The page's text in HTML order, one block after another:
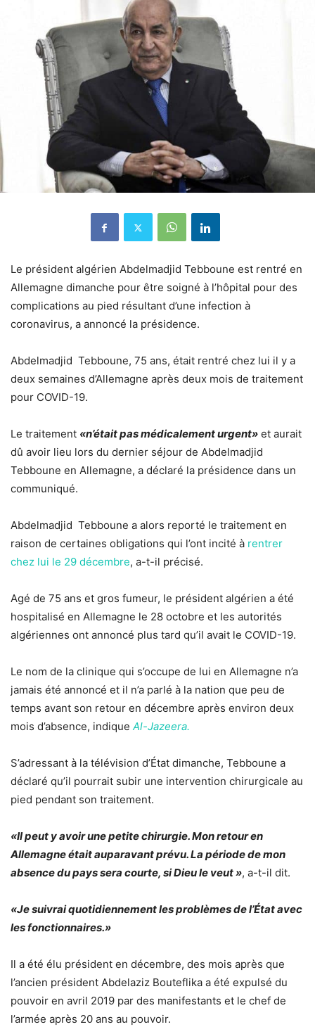
Le président algérien Abdelmadjid Tebboune est rentré en
Allemagne dimanche pour être soigné à l’hôpital pour des
complications au pied résultant d’une infection à
coronavirus, a annoncé la présidence.
Abdelmadjid Tebboune, 75 ans, était rentré chez lui il y a
deux semaines d’Allemagne après deux mois de traitement
pour COVID-19.
Le traitement «n’était pas médicalement urgent» et aurait
dû avoir lieu lors du dernier séjour de Abdelmadjid
Tebboune en Allemagne, a déclaré la présidence dans un
communiqué.
Abdelmadjid Tebboune a alors reporté le traitement en
raison de certaines obligations qui l’ont incité à rentrer
chez lui le 29 décembre, a-t-il précisé.
Agé de 75 ans et gros fumeur, le président algérien a été
hospitalisé en Allemagne le 28 octobre et les autorités
algériennes ont annoncé plus tard qu’il avait le COVID-19.
Le nom de la clinique qui s’occupe de lui en Allemagne n’a
jamais été annoncé et il n’a parlé à la nation que peu de
temps avant son retour en décembre après environ deux
mois d’absence, indique Al-Jazeera.
S’adressant à la télévision d’État dimanche, Tebboune a
déclaré qu’il pourrait subir une intervention chirurgicale au
pied pendant son traitement.
«Il peut y avoir une petite chirurgie. Mon retour en
Allemagne était auparavant prévu. La période de mon
absence du pays sera courte, si Dieu le veut », a-t-il dit.
«Je suivrai quotidiennement les problèmes de l’État avec
les fonctionnaires.»
Il a été élu président en décembre, des mois après que
l’ancien président Abdelaziz Bouteflika a été expulsé du
pouvoir en avril 2019 par des manifestants et le chef de
l’armée après 20 ans au pouvoir.